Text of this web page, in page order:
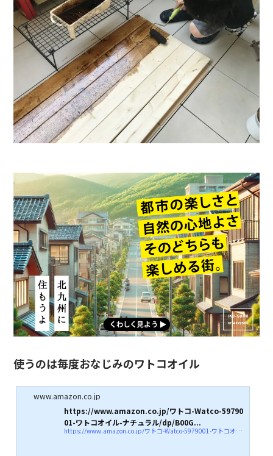
使うのは毎度おなじみのワトコオイル
www.amazon.co.jp
https://www.amazon.co.jp/ワトコ-Watco-59790
01-ワトコオイル-ナチュラル/dp/B00G...
https://www.amazon.co.jp/ワトコ-Watco-5979001-ワトコオイル-ナチュラル/dp/B00GWBQT7E?th=1